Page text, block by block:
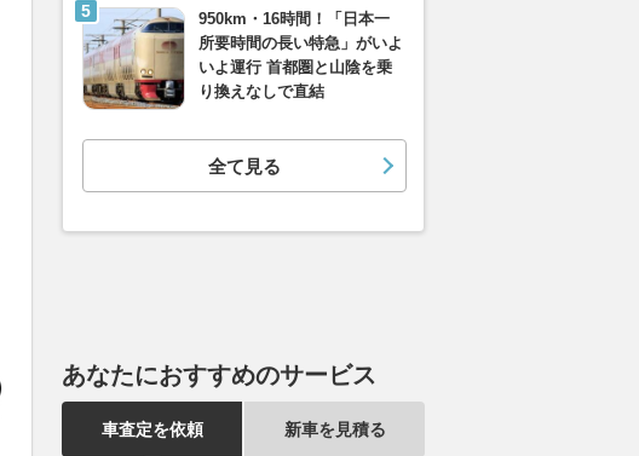
950km・16時間！「日本一
所要時間の長い特急」がいよ
いよ運行 首都圏と山陰を乗
り換えなしで直結
全て見る
あなたにおすすめのサービス
車査定を依頼 新車を見積る